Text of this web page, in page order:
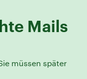
Mails
müssen später